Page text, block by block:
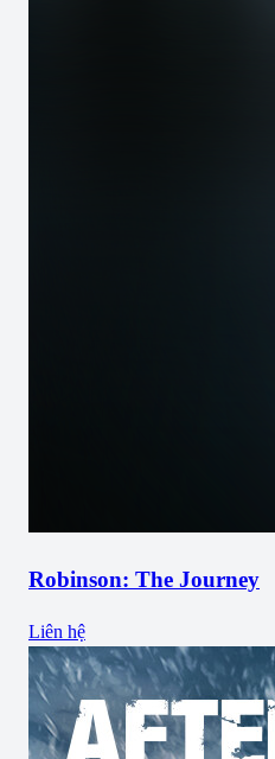
Robinson: The Journey
Liên hệ